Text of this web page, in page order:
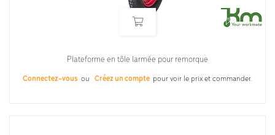
Plateforme en tôle larmée pour remorque
Connectez-vous ou Créez un compte pour voir le prix et commander.